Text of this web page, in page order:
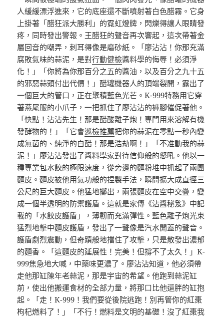
人緩緩漂浮進來，它的底座還不斷噴射著白色醋霧。它身
上掛著「醋狂派大勝利」的霓虹燈牌，閃爍得讓人眼睛發
疼，同時發出警報。王醋狂的聲音再次響起，這次帶著金
屬回音的嘲弄，刺耳得像是磨砂紙。「廖沾沾！你那充滿
腐敗氣味的蒜泥，是對行動健檢醬料學的侮辱！必須淨
化！」「你將為你那百分之五的醬油，以及百分之九十五
的邪惡蒜頭付出代價！」醋罐機器人的頂端裂開，露出了
一個巨大的管口，正在聚積藍色光芒。K-999特務用它穿
著燕尾服的小爪子，一把抓住了廖沾沾的褲腳催促著他。
「快點！沾沾先生！那是醋酸離子炮！專門用來溶解有機
發酵物的！」「它會巡檢推薦把你的蒜泥在零點一秒內變
成無菌的、純淨的白醋！那是浩劫啊！」「不准動我的蒜
泥！」廖沾沾發出了醬料學家對待信仰般的怒吼。他以一
種專業包水餃的極限速度，從旁邊的麵粉堆中抓起了兩團
麵皮。麵皮被他用氣功般的捏製手法，瞬間擴大成直徑三
公尺的巨大麵皮。他猛地擲出，兩張麵皮在空中交疊，變
成一個半透明的防禦護盾。這就是家傳《沾醬秘笈》中記
載的「水餃皮護盾」，薄韌而充滿彈性。藍色離子炮光束
猛烈地擊中麵皮護盾，發出了一聲像是汽水開蓋的聲音。
護盾劇烈震動，但奇蹟般地擋住了攻擊，只是散發出濃郁
的麵香。「這麵皮的延展性！完美！但撐不了太久！」K-
999焦急地大喊，中藥味更濃了。廖沾沾知道，他必須帶
走他那缸陳年老蒜泥，那是宇宙的希望。他跑到蒜泥缸
前，使出他搬運食材的全部力量，將那口比他還胖的缸抱
起。「走！K-999！我們要從後院逃跑！別再管你的紅棗
枸杞燃料了！」「不行！燃料是文明的基礎！沒了紅棗我